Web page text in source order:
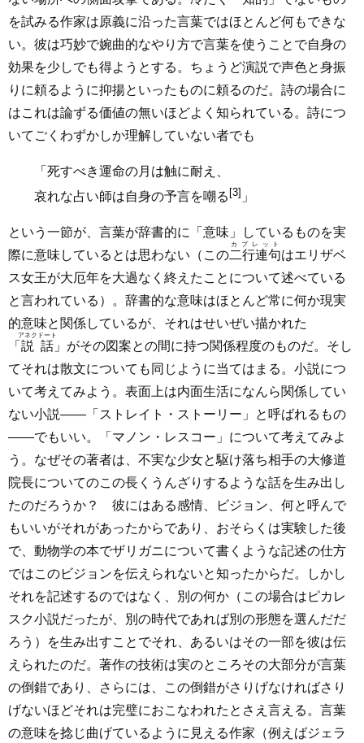
を試みる作家は原義に沿った言葉ではほとんど何もできな
い。彼は巧妙で婉曲的なやり方で言葉を使うことで自身の
効果を少しでも得ようとする。ちょうど演説で声色と身振
りに頼るように抑揚といったものに頼るのだ。詩の場合に
はこれは論ずる価値の無いほどよく知られている。詩につ
いてごくわずかしか理解していない者でも
「死すべき運命の月は触に耐え、
哀れな占い師は自身の予言を嘲る [3] 」
という一節が、言葉が辞書的に「意味」しているものを実
際に意味しているとは思わない（この二行連句
カプレット
はエリザベ
ス女王が大厄年を大過なく終えたことについて述べている
と言われている）。辞書的な意味はほとんど常に何か現実
的意味と関係しているが、それはせいぜい描かれた
「 説話
アネクドート
」がその図案との間に持つ関係程度のものだ。そし
てそれは散文についても同じように当てはまる。小説につ
いて考えてみよう。表面上は内面生活になんら関係してい
ない小説――「ストレイト・ストーリー」と呼ばれるもの
――でもいい。「マノン・レスコー」について考えてみよ
う。なぜその著者は、不実な少女と駆け落ち相手の大修道
院長についてのこの長くうんざりするような話を生み出し
たのだろうか？ 彼にはある感情、ビジョン、何と呼んで
もいいがそれがあったからであり、おそらくは実験した後
で、動物学の本でザリガニについて書くような記述の仕方
ではこのビジョンを伝えられないと知ったからだ。しかし
それを記述するのではなく、別の何か（この場合はピカレ
スク小説だったが、別の時代であれば別の形態を選んだだ
ろう）を生み出すことでそれ、あるいはその一部を彼は伝
えられたのだ。著作の技術は実のところその大部分が言葉
の倒錯であり、さらには、この倒錯がさりげなければさり
げないほどそれは完璧におこなわれたとさえ言える。言葉
の意味を捻じ曲げているように見える作家（例えばジェラ